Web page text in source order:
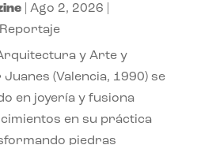
| Ago 2, 2026
Reportaje
y Arte y
Juanes (Valencia, 1990) se
en joyería y fusiona
en su práctica
piedras